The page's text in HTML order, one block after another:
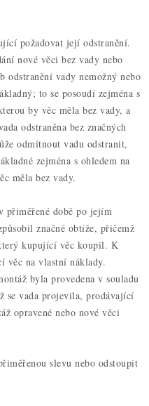
požadovat její odstranění.
nové věci bez vady nebo
odstranění vady nemožný nebo
to se posoudí zejména s
by věc měla bez vady, a
odstraněna bez značných
odmítnout vadu odstranit,
zejména s ohledem na
měla bez vady.
době po jejím
značné obtíže, přičemž
kupující věc koupil. K
věc na vlastní náklady.
byla provedena v souladu
se vada projevila, prodávající
opravené nebo nové věci
slevu nebo odstoupit